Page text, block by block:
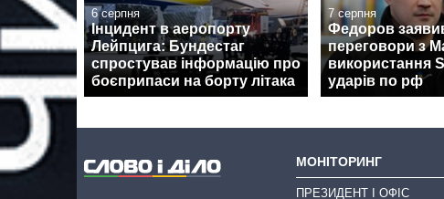
6 серпня
Інцидент в аеропорту
Лейпцига: Бундестаг
спростував інформацію про
боєприпаси на борту літака
7 серпня
Федоров
переговори з
використання
ударів по рф
МОНІТОРИНГ
ПРЕЗИДЕНТ І ОФІС